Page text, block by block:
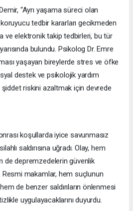
“Ayrı yaşama süreci olan
tedbir kararları gecikmeden
ve elektronik takip tedbirleri, bu tür
bulundu. Psikolog Dr. Emre
yaşayan bireylerde stres ve öfke
destek ve psikolojik yardım
riskini azaltmak için devrede
koşullarda iyice savunmasız
saldırısına uğradı. Olay, hem
de depremzedelerin güvenlik
Resmi makamlar, hem suçlunun
de benzer saldırıların önlenmesi
uygulayacaklarını duyurdu.